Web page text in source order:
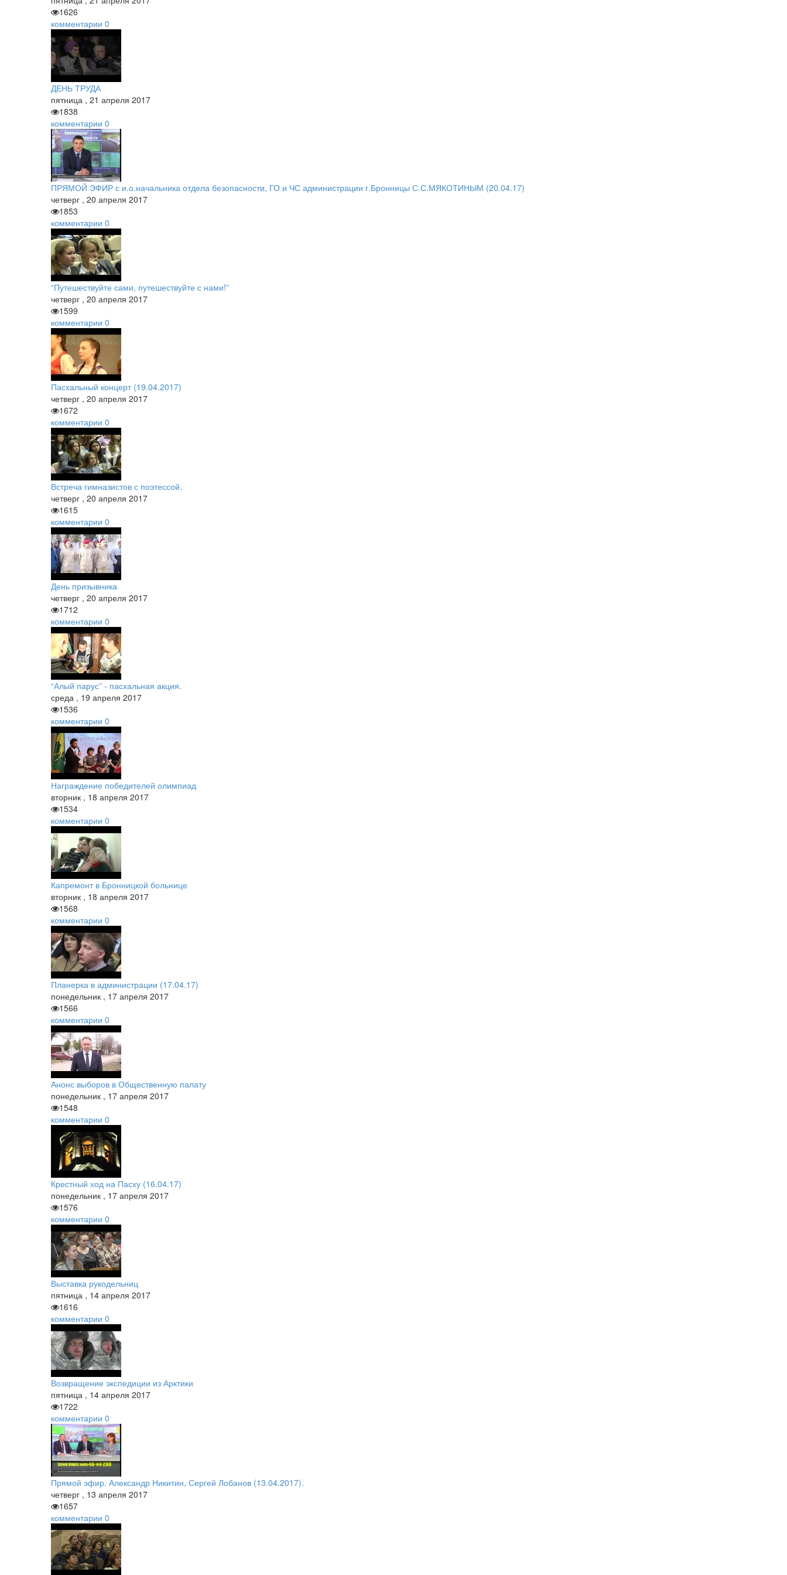
1626
комментарии 0
ДЕНЬ ТРУДА
пятница , 21 апреля 2017
1838
комментарии 0
ПРЯМОЙ ЭФИР с и.о.начальника отдела безопасности, ГО и ЧС администрации г.Бронницы С.С.МЯКОТИНЫМ (20.04.17)
четверг , 20 апреля 2017
1853
комментарии 0
“Путешествуйте сами, путешествуйте с нами!”
четверг , 20 апреля 2017
1599
комментарии 0
Пасхальный концерт (19.04.2017)
четверг , 20 апреля 2017
1672
комментарии 0
Встреча гимназистов с поэтессой.
четверг , 20 апреля 2017
1615
комментарии 0
День призывника
четверг , 20 апреля 2017
1712
комментарии 0
“Алый парус” - пасхальная акция.
среда , 19 апреля 2017
1536
комментарии 0
Награждение победителей олимпиад
вторник , 18 апреля 2017
1534
комментарии 0
Капремонт в Бронницкой больнице
вторник , 18 апреля 2017
1568
комментарии 0
Планерка в администрации (17.04.17)
понедельник , 17 апреля 2017
1566
комментарии 0
Анонс выборов в Общественную палату
понедельник , 17 апреля 2017
1548
комментарии 0
Крестный ход на Пасху (16.04.17)
понедельник , 17 апреля 2017
1576
комментарии 0
Выставка рукодельниц
пятница , 14 апреля 2017
1616
комментарии 0
Возвращение экспедиции из Арктики
пятница , 14 апреля 2017
1722
комментарии 0
Прямой эфир. Александр Никитин, Сергей Лобанов (13.04.2017).
четверг , 13 апреля 2017
1657
комментарии 0